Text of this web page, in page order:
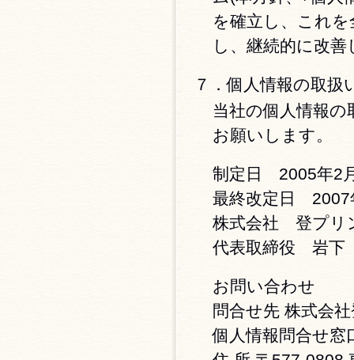
を確立し、これ
し、継続的に改善
７．個人情報の取扱
当社の個人情報
お願いします。
制定日 2005年2
最終改定日 2007
株式会社 登プリ
代表取締役 岩
お問い合わせ
問合せ先 株式会
個人情報問合せ